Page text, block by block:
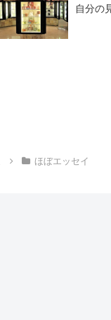
自分の
ほぼエッセイ